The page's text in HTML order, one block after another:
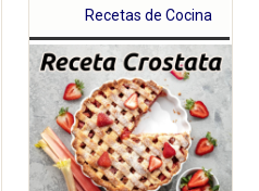
Recetas de Cocina